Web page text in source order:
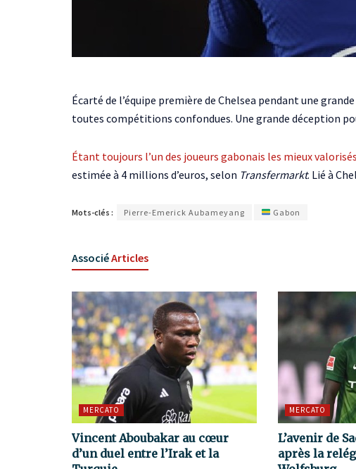
Écarté de l’équipe première de Chelsea pendant une
toutes compétitions confondues. Une grande déception
Étant toujours l’un des joueurs gabonais les mieux
estimée à 4 millions d’euros, selon Transfermarkt. Lié à
Mots-clés : Pierre-Emerick Aubameyang Gabon
AssociéArticles
MERCATO
Vincent Aboubakar au cœur
d’un duel entre l’Irak et la
MERCATO
L’avenir de
après la